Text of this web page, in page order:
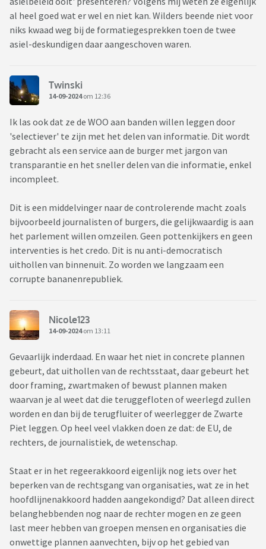
al heel goed wat er wel en niet kan. Wilders beende niet voor
niks kwaad weg bij de formatiegesprekken toen de twee
asiel-deskundigen daar aangeschoven waren.
Twinski
14-09-2024om 12:36
Ik las ook dat ze de WOO aan banden willen leggen door
'selectiever' te zijn met het delen van informatie. Dit wordt
gebracht als een service aan de burger met jargon van
transparantie en het sneller delen van die informatie, enkel
incompleet.
Dit is een middelvinger naar de controlerende macht zoals
bijvoorbeeld journalisten of burgers, die gelijkwaardig is aan
het parlement willen omzeilen. Geen pottenkijkers en geen
interventies is het credo. Dit is nu anti-democratisch
uithollen van binnenuit. Zo worden we langzaam een
corrupte bananenrepubliek.
Nicole123
14-09-2024om 13:11
Gevaarlijk inderdaad. En waar het niet in concrete plannen
gebeurt, dat uithollen van de rechtsstaat, daar gebeurt het
door framing, zwartmaken of bewust plannen maken
waarvan je al weet dat die teruggefloten of weerlegd zullen
worden en dan bij de terugfluiter of weerlegger de Zwarte
Piet leggen. Op heel veel vlakken doen ze dat: de EU, de
rechters, de journalistiek, de wetenschap.
Staat er in het regeerakkoord eigenlijk nog iets over het
beperken van de rechtsgang van organisaties, wat ze in het
hoofdlijnenakkoord hadden aangekondigd? Dat alleen direct
belanghebbenden nog naar de rechter mogen en ze geen
last meer hebben van groepen mensen en organisaties die
onwettige plannen aanvechten, bijv op het gebied van